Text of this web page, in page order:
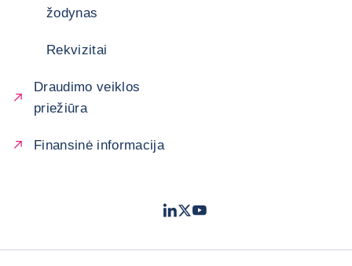
žodynas
Rekvizitai
Draudimo veiklos
priežiūra
Finansinė informacija
LinkedIn
TwitterYoutube